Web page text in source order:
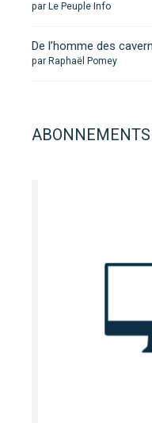
par Le Peuple Info
De l’homme des
par Raphaël Pomey
ABONNEMENTS